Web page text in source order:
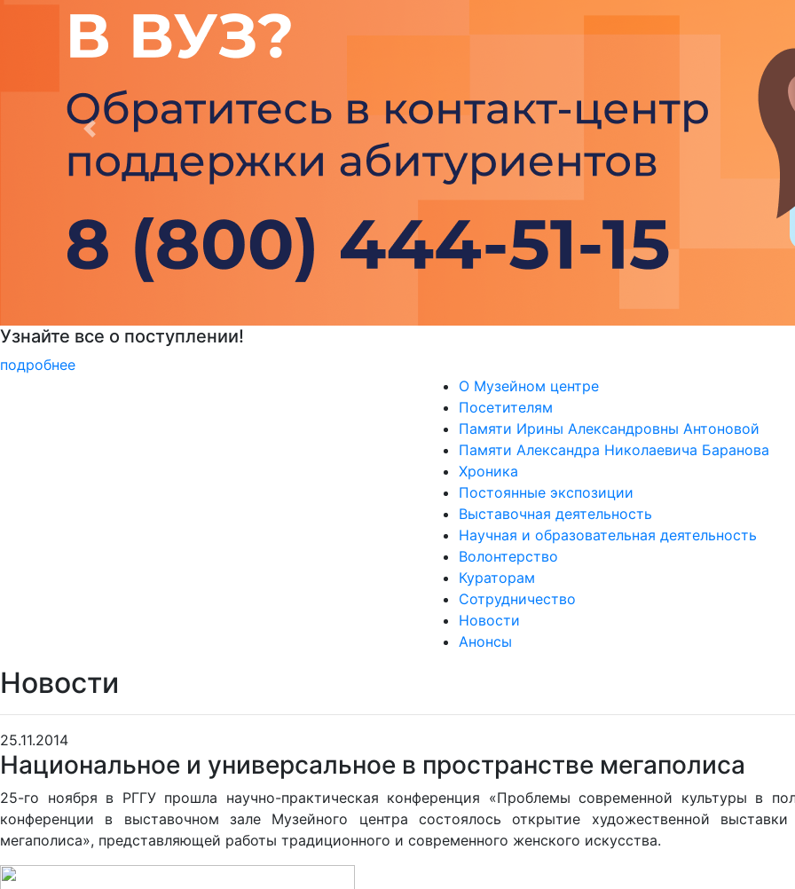
РГГУ — 35 лет!
подробнее
Previous
О Музейном центре
Посетителям
Памяти Ирины Александровны Антоновой
Памяти Александра Николаевича Баранова
Хроника
Постоянные экспозиции
Выставочная деятельность
Научная и образовательная деятельность
Волонтерство
Кураторам
Сотрудничество
Новости
Анонсы
Новости
25.11.2014
Национальное и универсальное в пространстве мегаполиса
25-го ноября в РГГУ прошла научно-практическая конференция «Проблемы современной культуры в
конференции в выставочном зале Музейного центра состоялось открытие художественной
мегаполиса», представляющей работы традиционного и современного женского искусства.